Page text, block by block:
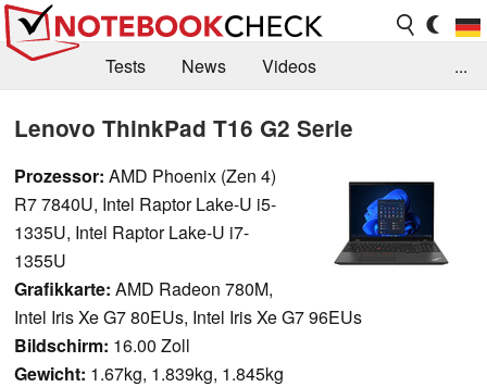
Tests News
Videos
Forum
...
Lenovo ThinkPad T16 G2 Serie
Prozessor: AMD Phoenix (Zen 4)
R7 7840U, Intel Raptor Lake-U i5-
1335U, Intel Raptor Lake-U i7-
1355U
Grafikkarte: AMD Radeon 780M,
Intel Iris Xe G7 80EUs, Intel Iris Xe G7 96EUs
Bildschirm: 16.00 Zoll
Gewicht: 1.67kg, 1.839kg, 1.845kg